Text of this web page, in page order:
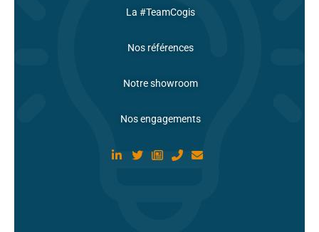
La #TeamCogis
Nos références
Notre showroom
Nos engagements